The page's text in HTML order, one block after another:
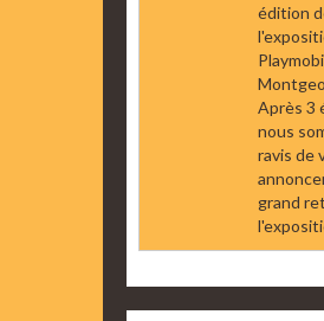
édition
Après 3
nous
ravis de
grand